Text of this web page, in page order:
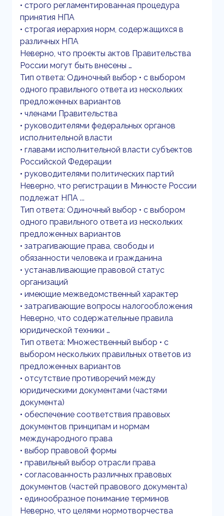
• строго регламентированная процедура
принятия НПА
• строгая иерархия норм, содержащихся в
различных НПА
Неверно, что проекты актов Правительства
России могут быть внесены …
Тип ответа: Одиночный выбор • с выбором
одного правильного ответа из нескольких
предложенных вариантов
• членами Правительства
• руководителями федеральных органов
исполнительной власти
• главами исполнительной власти субъектов
Российской Федерации
• руководителями политических партий
Неверно, что регистрации в Минюсте России
подлежат НПА ...
Тип ответа: Одиночный выбор • с выбором
одного правильного ответа из нескольких
предложенных вариантов
• затрагивающие права, свободы и
обязанности человека и гражданина
• устанавливающие правовой статус
организаций
• имеющие межведомственный характер
• затрагивающие вопросы налогообложения
Неверно, что содержательные правила
юридической техники …
Тип ответа: Множественный выбор • с
выбором нескольких правильных ответов из
предложенных вариантов
• отсутствие противоречий между
юридическими документами (частями
документа)
• обеспечение соответствия правовых
документов принципам и нормам
международного права
• выбор правовой формы
• правильный выбор отрасли права
• согласованность различных правовых
документов (частей правового документа)
• единообразное понимание терминов
Неверно, что целями нормотворчества